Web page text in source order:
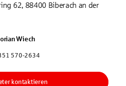
62, 88400 Biberach an der
Wiech
570-2634
kontaktieren